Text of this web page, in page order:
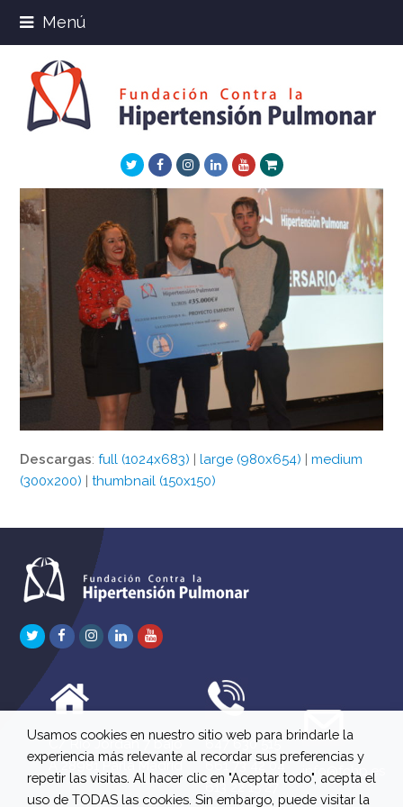
Menú
TwitterFacebookInstagram
LinkedInYoutube
Xing
Descargas:full (1024x683) |large (980x654) |medium
(300x200) |thumbnail (150x150)
TwitterFacebook
Instagram
LinkedInYoutube
C/ Río Jordán 7 bajo
A 28981 Parla Madrid
647 630 515
661 73 42 04
613 22 15 27
info@fchp.es
Usamos cookies en nuestro sitio web para brindarle la
experiencia más relevante al recordar sus preferencias y
repetir las visitas. Al hacer clic en "Aceptar todo", acepta el
uso de TODAS las cookies. Sin embargo, puede visitar la